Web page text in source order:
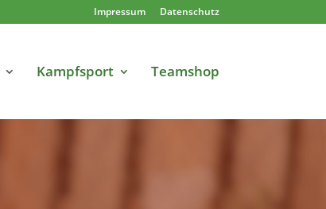
Impressum Datenschutz
Kampfsport Teamshop